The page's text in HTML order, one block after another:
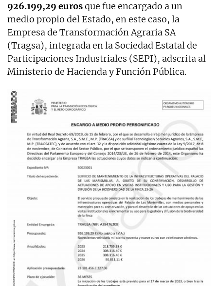
926.199,29 eurosque fue encargado a un
medio propio del Estado, en este caso, la
Empresa de Transformación Agraria SA
(Tragsa), integrada en la Sociedad Estatal de
Participaciones Industriales (SEPI), adscrita al
Ministerio de Hacienda y Función Pública.